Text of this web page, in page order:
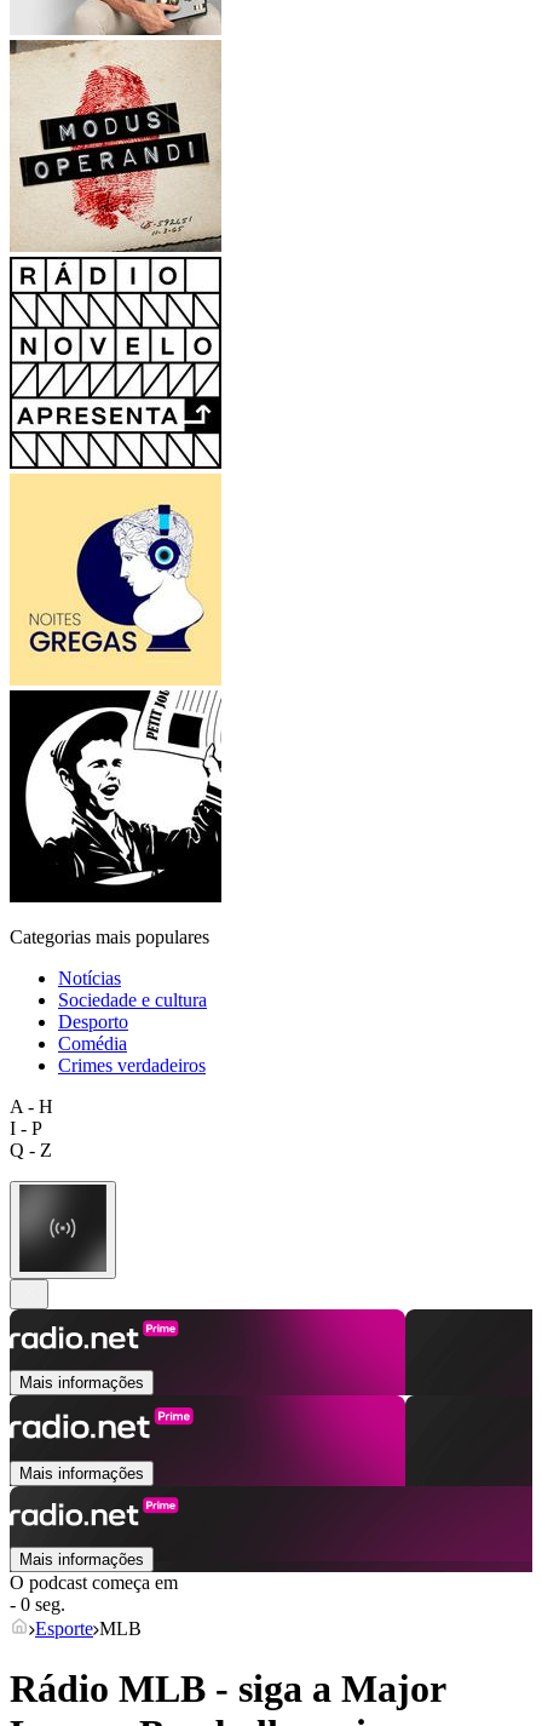
Categorias mais populares
Notícias
Sociedade e cultura
Desporto
Comédia
Crimes verdadeiros
A - H
I - P
Q - Z
Mais informações
Mais informações
Mais informações
O podcast começa em
- 0 seg.
Esporte MLB
Rádio MLB - siga a Major